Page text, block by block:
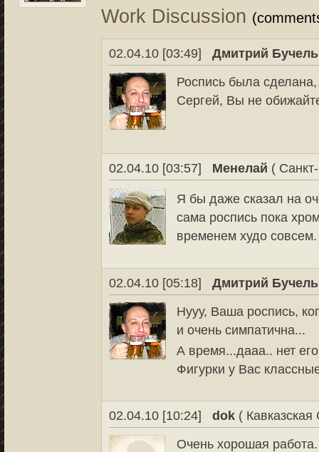
Work Discussion
02.04.10 [03:49]
Дмитрий
Роспись была сделана,
Сергей, Вы не
02.04.10 [03:57] Менелай (
Я бы даже сказал на
сама роспись пока
временем худо совсем.
02.04.10 [05:18]
Дмитрий
Нууу, Ваша роспись,
и очень симпатична...
А время...дааа.. нет
Фигурки у Вас
02.04.10 [10:24] dok (
Очень хорошая